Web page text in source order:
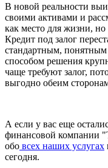
В новой реальности
своими активами и
как место для жизни,
Кредит под залог
стандартным,
способом решения
чаще требуют залог,
выгодно обеим
А если у вас еще
финансовой компании
обо всех наших услугах
сегодня.